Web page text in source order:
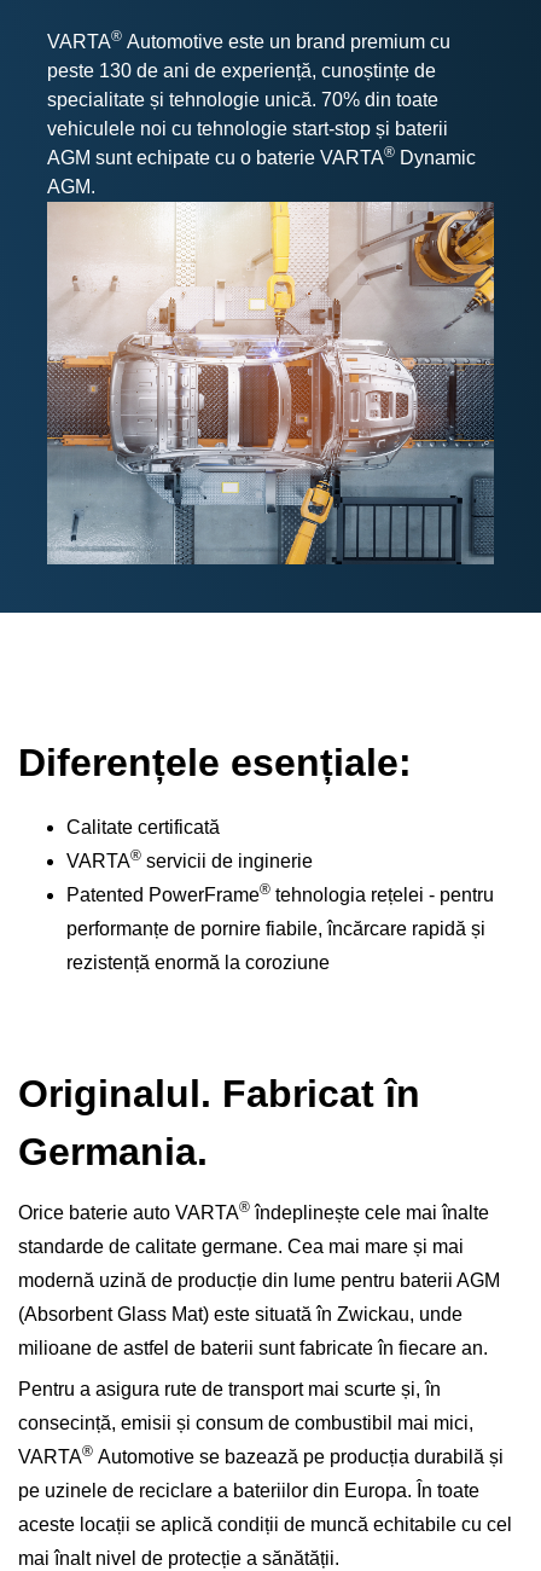
VARTA® Automotive este un brand premium cu
peste 130 de ani de experiență, cunoștințe de
specialitate și tehnologie unică. 70% din toate
vehiculele noi cu tehnologie start-stop și baterii
AGM sunt echipate cu o baterie VARTA® Dynamic
AGM.
Diferențele esențiale:
Calitate certificată
VARTA® servicii de inginerie
Patented PowerFrame® tehnologia rețelei - pentru
performanțe de pornire fiabile, încărcare rapidă și
rezistență enormă la coroziune
Originalul. Fabricat în
Germania.
Orice baterie auto VARTA® îndeplinește cele mai înalte
standarde de calitate germane. Cea mai mare și mai
modernă uzină de producție din lume pentru baterii AGM
(Absorbent Glass Mat) este situată în Zwickau, unde
milioane de astfel de baterii sunt fabricate în fiecare an.
Pentru a asigura rute de transport mai scurte și, în
consecință, emisii și consum de combustibil mai mici,
VARTA® Automotive se bazează pe producția durabilă și
pe uzinele de reciclare a bateriilor din Europa. În toate
aceste locații se aplică condiții de muncă echitabile cu cel
mai înalt nivel de protecție a sănătății.